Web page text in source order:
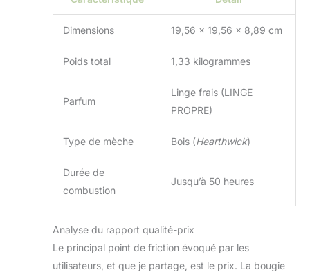
Dimensions 19,56 x 19,56 x 8,89 cm
Poids total 1,33 kilogrammes
Parfum
Linge frais (LINGE
PROPRE)
Type de mèche Bois (Hearthwick)
Durée de
combustion
Jusqu’à 50 heures
Analyse du rapport qualité-prix
Le principal point de friction évoqué par les
utilisateurs, et que je partage, est le prix. La bougie